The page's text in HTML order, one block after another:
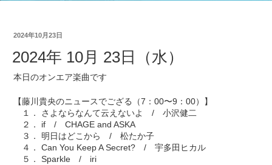
2024年10月23日
2024年 10月 23日（水）
本日のオンエア楽曲です
【藤川貴央のニュースでござる（7：00〜9：00）】
１． さよならなんて云えないよ / 小沢健二
２． if / CHAGE and ASKA
３． 明日はどこから / 松たか子
４． Can You Keep A Secret? / 宇多田ヒカル
５． Sparkle / iri